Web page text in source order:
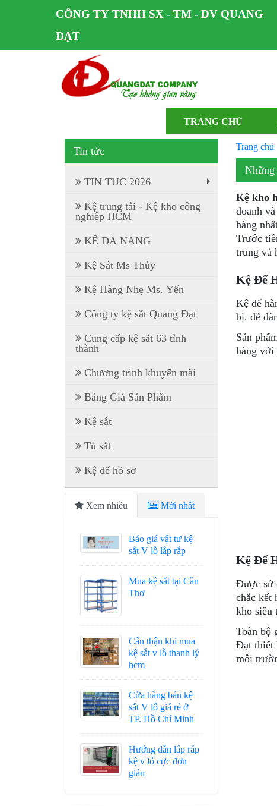
CÔNG TY TNHH SX - TM - DV QUANG
ĐẠT
TRANG CHỦ
Trang chủ
Những
Kệ kho
doanh
hàng
Trước
trung và
Kệ Để
Kệ để
bị, dễ
Sản
hàng với
Kệ Để
Được sử
chắc kết
kho siêu
Toàn bộ
Đạt thiết
môi
Tin tức
TIN TUC 2026
Kệ trung tải - Kệ kho công
nghiệp HCM
KÊ DA NANG
Kệ Sắt Ms Thủy
Kệ Hàng Nhẹ Ms. Yến
Công ty kệ sắt Quang Đạt
Cung cấp kệ sắt 63 tỉnh
thành
Chương trình khuyến mãi
Bảng Giá Sản Phẩm
Kệ sắt
Tủ sắt
Kệ để hồ sơ
Xem nhiều Mới nhất
Báo giá vật tư kệ
sắt V lỗ lắp rắp
Mua kệ sắt tại Cần
Thơ
Cẩn thận khi mua
kệ sắt v lỗ thanh lý
hcm
Cửa hàng bán kệ
sắt V lỗ giá rẻ ở
TP. Hồ Chí Minh
Hướng dẫn lắp ráp
kệ v lỗ cực đơn
giản